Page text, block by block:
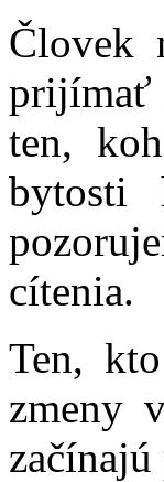
Človek
prijímať
ten,
bytosti
cítenia.
Ten,
zmeny